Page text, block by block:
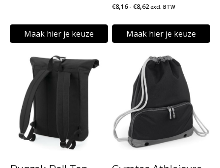
€3,66
Maak hier je keuze
product
meerdere
variaties.
Deze
€8,16 - €8,62Prijsklasse:
tot
€8,62
excl. BTW
Maak hier je keuze
meerdere
variaties.
Deze
optie